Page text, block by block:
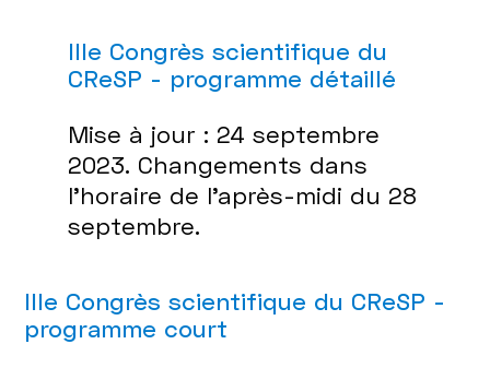
IIIe Congrès scientifique du
CReSP - programme détaillé
Mise à jour : 24 septembre
2023. Changements dans
l'horaire de l'après-midi du 28
septembre.
IIIe Congrès scientifique du CReSP -
programme court